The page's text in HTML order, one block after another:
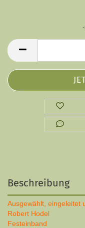
Beschreibung
Ausgewählt, eingeleitet
Robert Hodel
Festeinband